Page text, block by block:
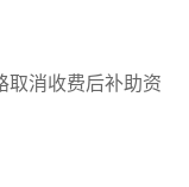
取消收费后补助资